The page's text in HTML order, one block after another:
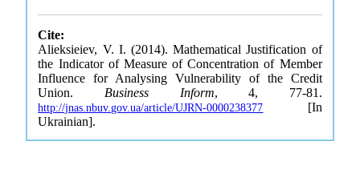
Cite:
Alieksieiev, V. I. (2014). Mathematical Justification of
the Indicator of Measure of Concentration of Member
Influence for Analysing Vulnerability of the Credit
Union. Business Inform, 4, 77-81.
http://jnas.nbuv.gov.ua/article/UJRN-0000238377 [In
Ukrainian].